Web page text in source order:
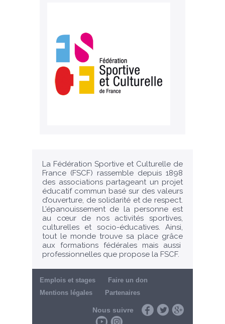
La Fédération Sportive et Culturelle de
France (FSCF) rassemble depuis 1898
des associations partageant un projet
éducatif commun basé sur des valeurs
d’ouverture, de solidarité et de respect.
L’épanouissement de la personne est
au cœur de nos activités sportives,
culturelles et socio-éducatives. Ainsi,
tout le monde trouve sa place grâce
aux formations fédérales mais aussi
professionnelles que propose la FSCF.
Emplois et stages
Faire un don
Mentions légales
Partenaires
Nous suivre